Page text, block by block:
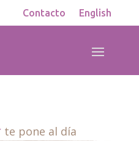
Contacto English
te pone al día